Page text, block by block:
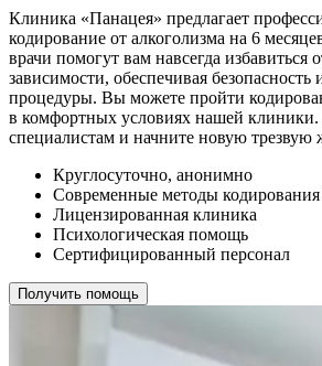
Клиника «Панацея» предлагает
кодирование от алкоголизма на 6
врачи помогут вам навсегда избавиться
зависимости, обеспечивая безопасность
процедуры. Вы можете пройти
в комфортных условиях нашей клиники.
специалистам и начните новую трезвую
Круглосуточно, анонимно
Современные методы кодирования
Лицензированная клиника
Психологическая помощь
Сертифицированный персонал
Получить помощь